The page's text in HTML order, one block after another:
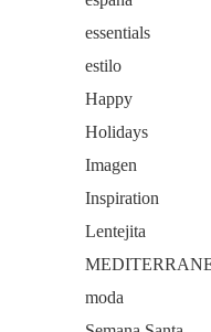
essentials
estilo
Happy
Holidays
Imagen
Inspiration
Lentejita
moda